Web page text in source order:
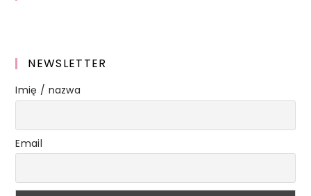
NEWSLETTER
Imię / nazwa
Email